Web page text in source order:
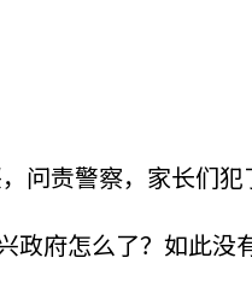
问责警察，家长们犯
府怎么了？如此没